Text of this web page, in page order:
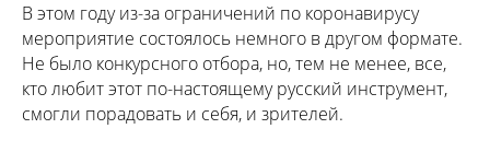
В этом году из-за ограничений по коронавирусу
мероприятие состоялось немного в другом формате.
Не было конкурсного отбора, но, тем не менее, все,
кто любит этот по-настоящему русский инструмент,
смогли порадовать и себя, и зрителей.